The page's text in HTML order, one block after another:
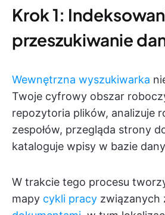
Krok 1:
przeszukiwanie
Wewnętrzna wyszukiwarka
Twoje cyfrowy obszar
repozytoria plików, analizuje
zespołów, przegląda strony
kataloguje wpisy w bazie
W trakcie tego procesu
mapy cykli pracy związanych